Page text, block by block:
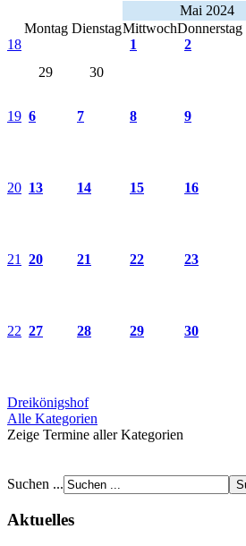
Mai 2024
Montag DienstagMittwochDonnerstag
18
29
30
1 2
19 6 7 8 9
20 13 14 15 16
21 20 21 22 23
22 27 28 29 30
Dreikönigshof
Alle Kategorien
Zeige Termine aller Kategorien
Suchen ...
Aktuelles